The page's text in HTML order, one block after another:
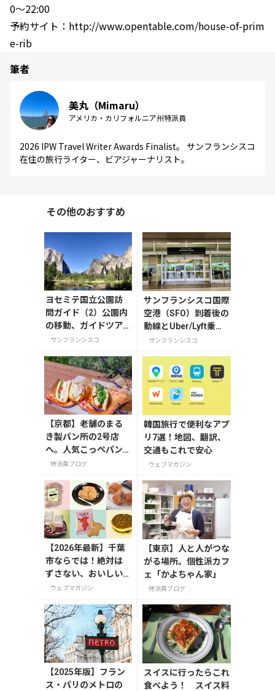
0〜22:00
予約サイト：http://www.opentable.com/house-of-prim
e-rib
筆者
美丸（Mimaru）
アメリカ・カリフォルニア州特派員
2026 IPW Travel Writer Awards Finalist。 サンフランシスコ
在住の旅行ライター、ビアジャーナリスト。
その他のおすすめ
ヨセミテ国立公園訪
問ガイド（2）公園内
の移動、ガイドツア
ー (2025年)
サンフランシスコ
サンフランシスコ国際
空港（SFO）到着後の
動線とUber/Lyft乗り
場ガイド【2025年
サンフランシスコ
【京都】老舗のまる
き製パン所の2号店
へ。人気こっぺパン
を市役所で味わう
特派員ブログ
韓国旅行で便利なアプ
リ7選！地図、翻訳、
交通もこれで安心
ウェブマガジン
【2026年最新】千葉
市ならでは！絶対は
ずさない、おいしい
お土産10選
ウェブマガジン
【東京】人と人がつな
がる場所。個性派カフ
ェ「かよちゃん家」
特派員ブログ
【2025年版】フラン
ス・パリのメトロの
スイスに行ったらこれ
食べよう！ スイス料